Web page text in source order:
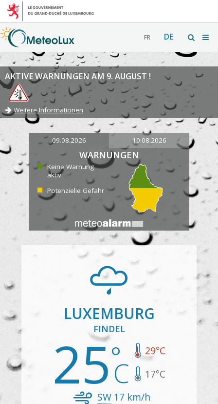
FR DE
AKTIVE WARNUNGEN AM 9. AUGUST !
Weitere Informationen
09.08.2026 10.08.2026
WARNUNGEN
Keine Warnung
aktiv
Potenzielle Gefahr
LUXEMBURG
FINDEL
25 29°C
17°C
SW17 km/h